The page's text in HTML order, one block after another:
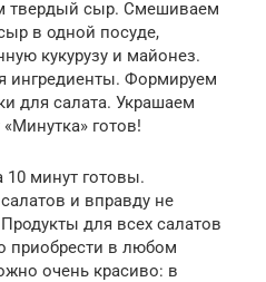
твердый сыр. Смешиваем
в одной посуде,
кукурузу и майонез.
Формируем
для салата. Украшаем
готов!
минут готовы.
и вправду не
для всех салатов
приобрести в любом
очень красиво: в